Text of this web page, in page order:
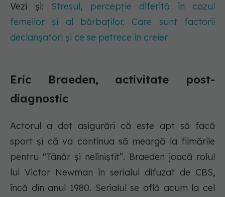
Vezi și: Stresul, percepție diferită în cazul
femeilor și al bărbaților. Care sunt factorii
declanșatori și ce se petrece în creier
Eric Braeden, activitate post-
diagnostic
Actorul a dat asigurări că este apt să facă
sport și că va continua să meargă la filmările
pentru "Tânăr și neliniștit”. Braeden joacă rolul
lui Victor Newman în serialul difuzat de CBS,
încă din anul 1980. Serialul se află acum la cel